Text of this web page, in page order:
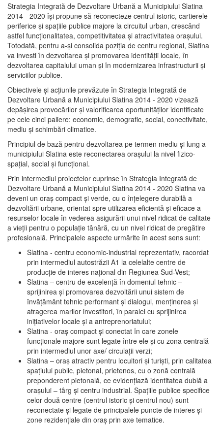
Strategia Integrată de Dezvoltare Urbană a Municipiului Slatina
2014 - 2020 își propune să reconecteze centrul istoric, cartierele
periferice şi spaţiile publice majore la circuitul urban, crescând
astfel funcţionalitatea, competitivitatea şi atractivitatea oraşului.
Totodată, pentru a-şi consolida poziţia de centru regional, Slatina
va investi în dezvoltarea şi promovarea identităţii locale, în
dezvoltarea capitalului uman şi în modernizarea infrastructurii şi
serviciilor publice.
Obiectivele şi acţiunile prevăzute în Strategia Integrată de
Dezvoltare Urbană a Municipiului Slatina 2014 - 2020 vizează
depășirea provocărilor şi valorificarea oportunităţilor identificate
pe cele cinci paliere: economic, demografic, social, conectivitate,
mediu şi schimbări climatice.
Principiul de bază pentru dezvoltarea pe termen mediu şi lung a
municipiului Slatina este reconectarea oraşului la nivel fizico-
spaţial, social şi funcţional.
Prin intermediul proiectelor cuprinse în Strategia Integrată de
Dezvoltare Urbană a Municipiului Slatina 2014 - 2020 Slatina va
deveni un oraş compact şi verde, cu o înţelegere durabilă a
dezvoltării urbane, orientat spre utilizarea eficientă şi eficace a
resurselor locale în vederea asigurării unui nivel ridicat de calitate
a vieţii pentru o populaţie tânără, cu un nivel ridicat de pregătire
profesională. Principalele aspecte urmărite în acest sens sunt:
Slatina - centru economic-industrial reprezentativ, racordat
prin intermediul autostrăzii A1 la celelalte centre de
producţie de interes naţional din Regiunea Sud-Vest;
Slatina – centru de excelenţă în domeniul tehnic –
sprijinirea şi promovarea dezvoltării unui sistem de
învăţământ tehnic performant şi dialogul, menţinerea şi
atragerea marilor investitori, în paralel cu sprijinirea
iniţiativelor locale şi a antreprenoriatului;
Slatina - oraş compact şi conectat în care zonele
funcţionale majore sunt legate între ele şi cu zona centrală
prin intermediul unor axe/ circulații verzi;
Slatina – oraş atractiv pentru locuitori şi turişti, prin calitatea
spaţiului public, pietonal, prietenos, cu o zonă centrală
preponderent pietonală, ce evidenţiază identitatea dublă a
oraşului – târg şi centru industrial. Spaţiile publice specifice
celor două centre (centrul istoric şi centrul nou) sunt
reconectate şi legate de principalele puncte de interes şi
zone rezidenţiale din oraş prin axe tematice.